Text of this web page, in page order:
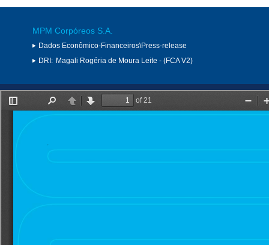
MPM Corpóreos S.A.
Dados Econômico-Financeiros\Press-release
DRI: Magali Rogéria de Moura Leite - (FCA V2)